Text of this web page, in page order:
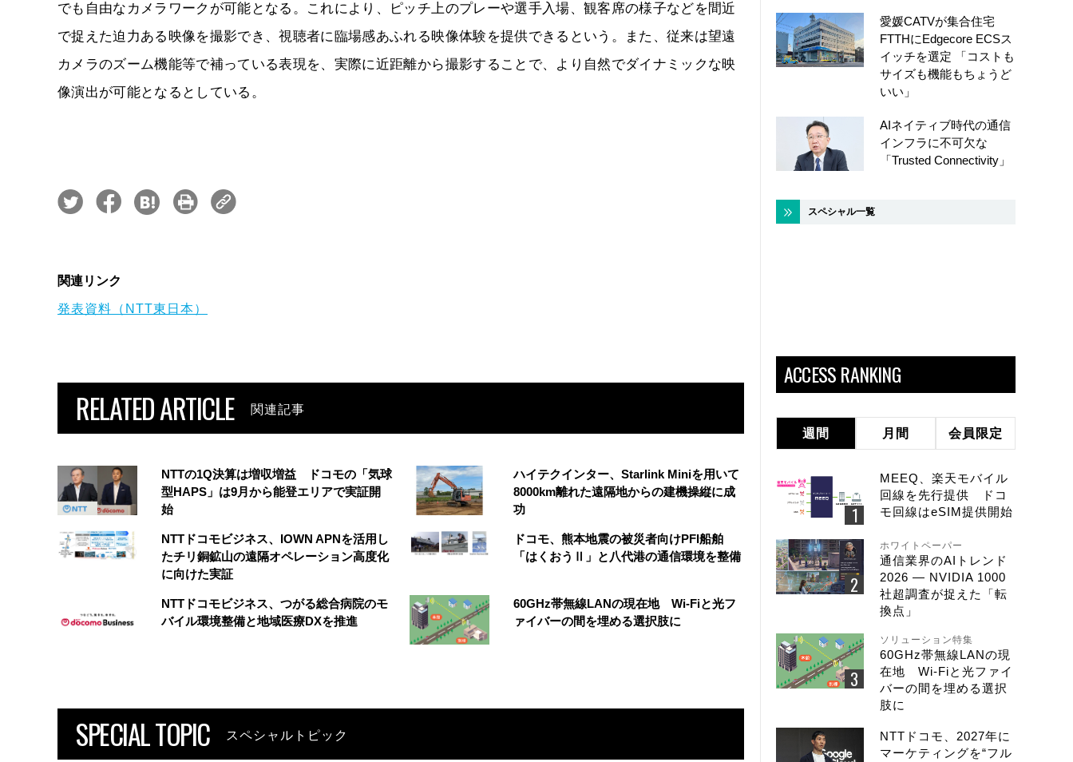
でも自由なカメラワークが可能となる。これにより、ピッチ上のプレーや選手入場、観客席の様子などを間近
で捉えた迫力ある映像を撮影でき、視聴者に臨場感あふれる映像体験を提供できるという。また、従来は望遠
カメラのズーム機能等で補っている表現を、実際に近距離から撮影することで、より自然でダイナミックな映
像演出が可能となるとしている。
関連リンク
発表資料（NTT東日本）
RELATED ARTICLE 関連記事
NTTの1Q決算は増収増益 ドコモの「気球
型HAPS」は9月から能登エリアで実証開
始
ハイテクインター、Starlink Miniを用いて
8000km離れた遠隔地からの建機操縦に成
功
NTTドコモビジネス、IOWN APNを活用し
たチリ銅鉱山の遠隔オペレーション高度化
に向けた実証
ドコモ、熊本地震の被災者向けPFI船舶
「はくおうⅡ」と八代港の通信環境を整備
NTTドコモビジネス、つがる総合病院のモ
バイル環境整備と地域医療DXを推進
60GHz帯無線LANの現在地 Wi-Fiと光フ
ァイバーの間を埋める選択肢に
SPECIAL TOPIC スペシャルトピック
愛媛CATVが集合住宅
FTTHにEdgecore ECSス
イッチを選定 「コストも
サイズも機能もちょうど
いい」
AIネイティブ時代の通信
インフラに不可欠な
「Trusted Connectivity」
スペシャル一覧
ACCESS RANKING
週間 月間 会員限定
MEEQ、楽天モバイル
回線を先行提供 ドコ
モ回線はeSIM提供開始
ホワイトペーパー
通信業界のAIトレンド
2026 ― NVIDIA 1000
社超調査が捉えた「転
換点」
ソリューション特集
60GHz帯無線LANの現
在地 Wi-Fiと光ファイ
バーの間を埋める選択
肢に
NTTドコモ、2027年に
マーケティングを“フル